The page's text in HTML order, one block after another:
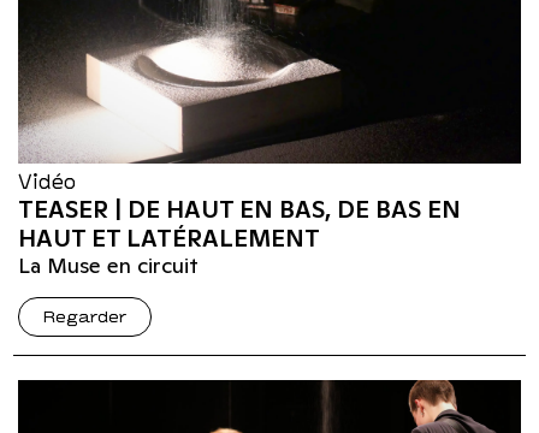
Vidéo
TEASER | DE HAUT EN BAS, DE BAS EN
HAUT ET LATÉRALEMENT
La Muse en circuit
Regarder